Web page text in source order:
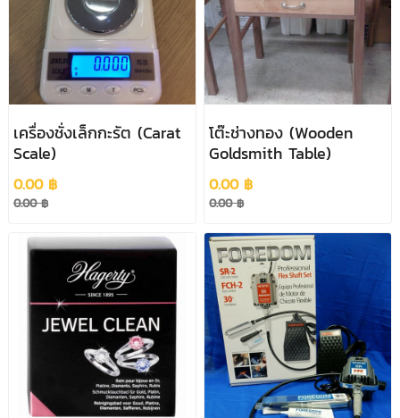
เครื่องชั่งเล็กกะรัต (Carat
Scale)
0.00 ฿
0.00 ฿
โต๊ะช่างทอง (Wooden
Goldsmith Table)
0.00 ฿
0.00 ฿